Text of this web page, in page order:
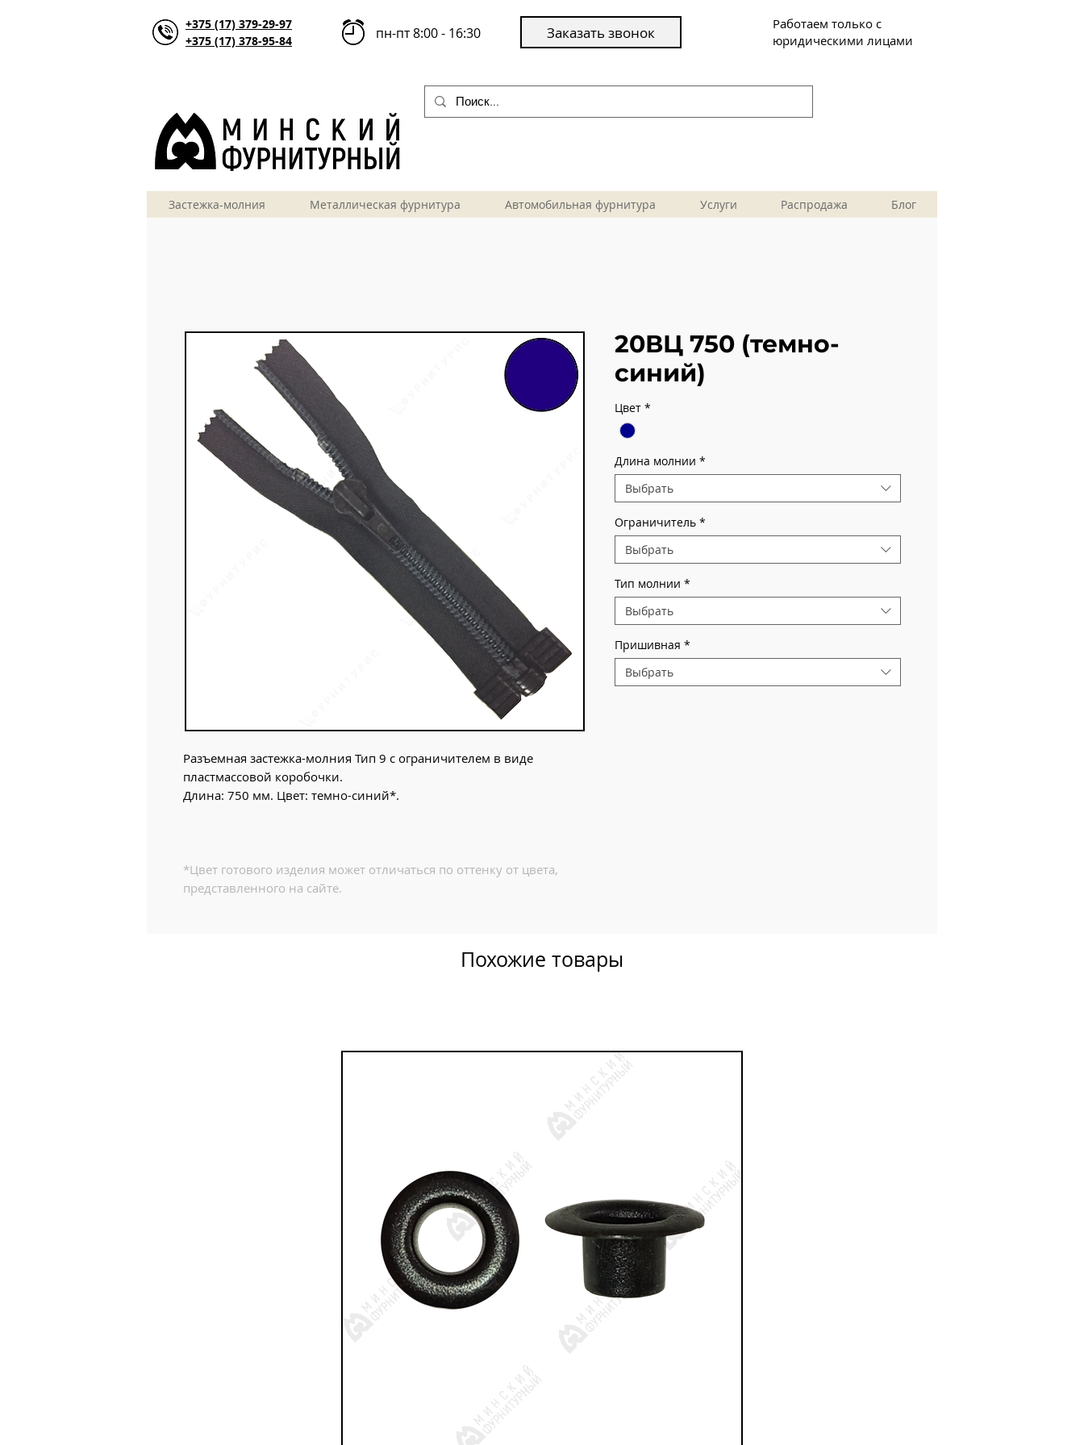
+375 (17) 378-95-84 пн-пт 8:00 - 16:30
+375 (17) 379-29-97 Заказать звонок
Работаем только с
юридическими лицами
Застежка-молния Металлическая фурнитура Автомобильная фурнитура Услуги Распродажа Блог
Разъемная застежка-молния Тип 9 с ограничителем в виде
пластмассовой коробочки.
Длина: 750 мм. Цвет: темно-синий*.
*Цвет готового изделия может отличаться по оттенку от цвета,
представленного на сайте.
20ВЦ 750 (темно-
синий)
Цвет *
Длина молнии *
Выбрать
Ограничитель *
Выбрать
Тип молнии *
Выбрать
Пришивная *
Выбрать
Похожие товары